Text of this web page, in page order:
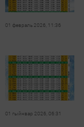
01 февраль 2026, 11:36
01 гыйнвар 2026, 06:31